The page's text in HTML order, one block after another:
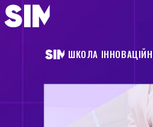
ШКОЛА